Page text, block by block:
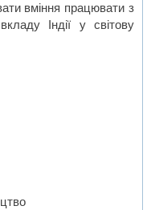
вміння працювати з
Індії у світову